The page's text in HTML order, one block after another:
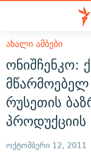
Accessibility
მთავარ
შინაარსზე
დაბრუნება
მთავარ
ნავიგაციაზე
დაბრუნება
ძიებაზე
დაბრუნება
ᲐᲮᲐᲚᲘ ᲐᲛᲑᲔᲑᲘ
ᲗᲔᲛᲔᲑᲘ
ᲞᲝᲚᲘᲢᲘᲙᲐ
ᲔᲙᲝᲜᲝᲛᲘᲙᲐ
ᲡᲐᲖᲝᲒᲐᲓᲝᲔᲑᲐ
ᲙᲣᲚᲢᲣᲠᲐ
ᲕᲘᲓᲔᲝ
ᲑᲚᲝᲒᲔᲑᲘ
ᲞᲝᲓᲙᲐᲡᲢᲔᲑᲘ
ᲐᲡᲐᲗᲘᲐᲜᲘᲡ ᲙᲣᲗᲮᲔ
ᲒᲐᲓᲐᲪᲔᲛᲔᲑᲘ
ᲐᲮᲐᲚᲘ ᲐᲛᲑᲔᲑᲘ
ონიშჩენკო:
მწარმოებელ
რუსეთის
ოქტომბერი 12, 2011